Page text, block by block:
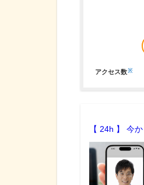
アクセス数※
【 24h 】 今